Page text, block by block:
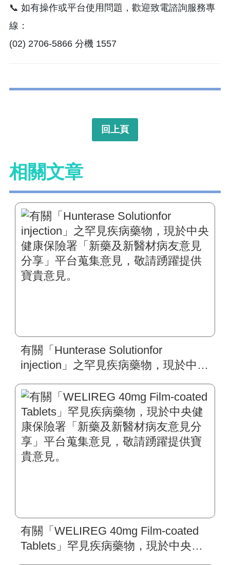
📞 如有操作或平台使用問題，歡迎致電諮詢服務專
線：
(02) 2706-5866 分機 1557
回上頁
相關文章
有關「Hunterase Solutionfor
injection」之罕見疾病藥物，現於中央
分享」平台蒐集意見，敬請踴躍提供
寶貴意見。
有關「WELIREG 40mg Film-coated
Tablets」罕見疾病藥物，現於中央健